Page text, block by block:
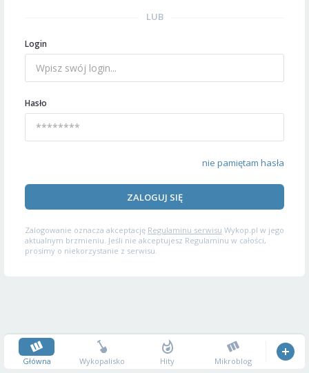
LUB
Login
Hasło
nie pamiętam hasła
ZALOGUJ SIĘ
Zalogowanie oznacza akceptację Regulaminu serwisu Wykop.pl w jego
aktualnym brzmieniu. Jeśli nie akceptujesz Regulaminu w całości,
prosimy o niekorzystanie z serwisu.
Główna Wykopalisko Hity Mikroblog